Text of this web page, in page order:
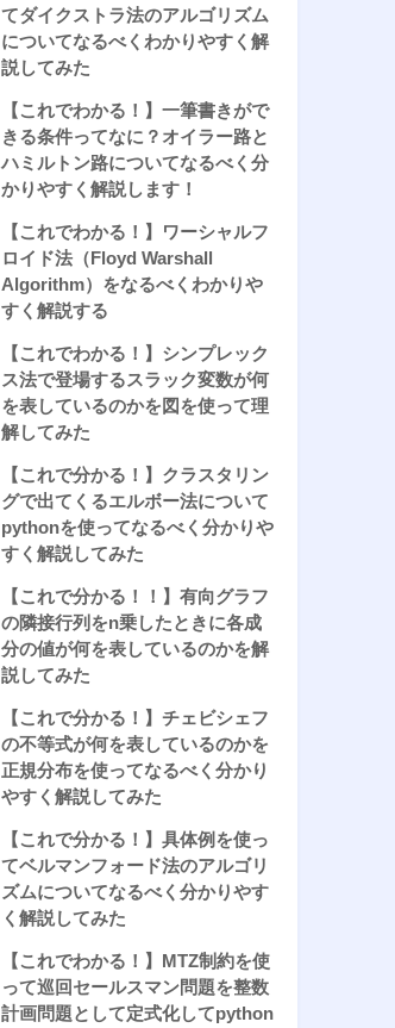
てダイクストラ法のアルゴリズム
についてなるべくわかりやすく解
説してみた
【これでわかる！】一筆書きがで
きる条件ってなに？オイラー路と
ハミルトン路についてなるべく分
かりやすく解説します！
【これでわかる！】ワーシャルフ
ロイド法（Floyd Warshall
Algorithm）をなるべくわかりや
すく解説する
【これでわかる！】シンプレック
ス法で登場するスラック変数が何
を表しているのかを図を使って理
解してみた
【これで分かる！】クラスタリン
グで出てくるエルボー法について
pythonを使ってなるべく分かりや
すく解説してみた
【これで分かる！！】有向グラフ
の隣接行列をn乗したときに各成
分の値が何を表しているのかを解
説してみた
【これで分かる！】チェビシェフ
の不等式が何を表しているのかを
正規分布を使ってなるべく分かり
やすく解説してみた
【これで分かる！】具体例を使っ
てベルマンフォード法のアルゴリ
ズムについてなるべく分かりやす
く解説してみた
【これでわかる！】MTZ制約を使
って巡回セールスマン問題を整数
計画問題として定式化してpython